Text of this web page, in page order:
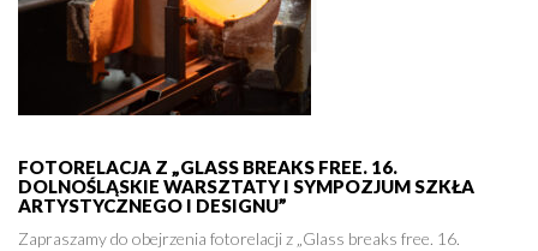
FOTORELACJA Z „GLASS BREAKS FREE. 16.
DOLNOŚLĄSKIE WARSZTATY I SYMPOZJUM SZKŁA
ARTYSTYCZNEGO I DESIGNU”
Zapraszamy do obejrzenia fotorelacji z „Glass breaks free. 16.